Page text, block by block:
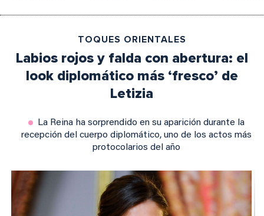
TOQUES ORIENTALES
Labios rojos y falda con abertura: el
look diplomático más ‘fresco’ de
Letizia
La Reina ha sorprendido en su aparición durante la
recepción del cuerpo diplomático, uno de los actos más
protocolarios del año